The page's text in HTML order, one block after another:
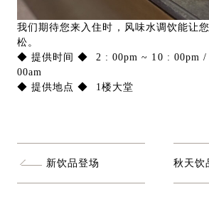
我们期待您来入住时，风味水调饮能让
松。
◆ 提供时间 ◆ 2 : 00pm ~ 10 : 00pm /
00am
◆ 提供地点 ◆ 1楼大堂
新饮品登场 秋天饮